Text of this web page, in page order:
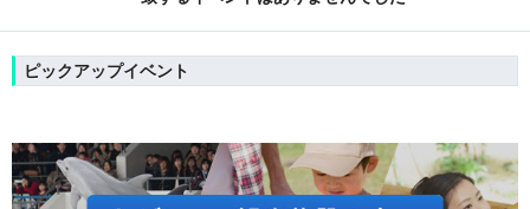
ピックアップイベント